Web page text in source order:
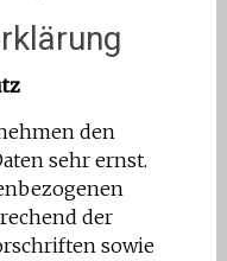
den
sehr ernst.
der
sowie